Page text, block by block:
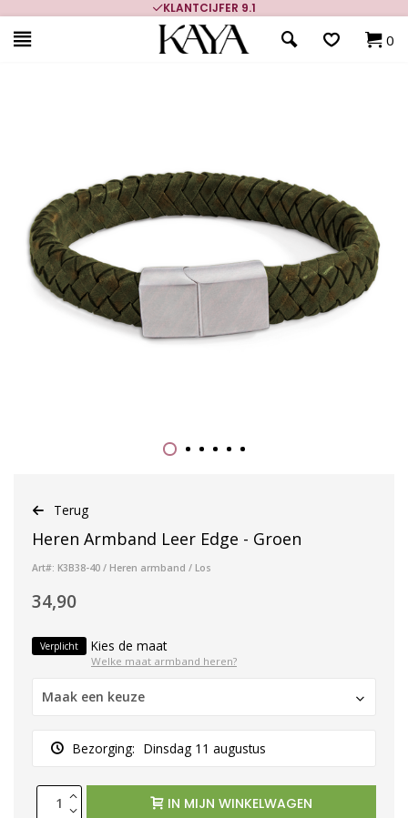
KLANTCIJFER 9.1
0
Terug
Heren Armband Leer Edge - Groen
Art#: K3B38-40 / Heren armband / Los
34,90
Verplicht Kies de maat
Welke maat armband heren?
Maak een keuze
Bezorging: Dinsdag 11 augustus
IN MIJN WINKELWAGEN